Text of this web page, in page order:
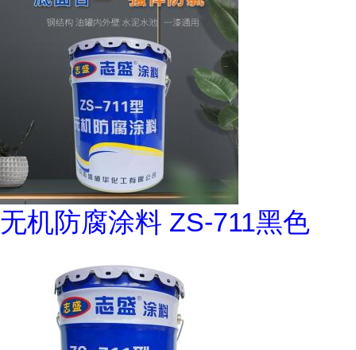
无机防腐涂料 ZS-711黑色